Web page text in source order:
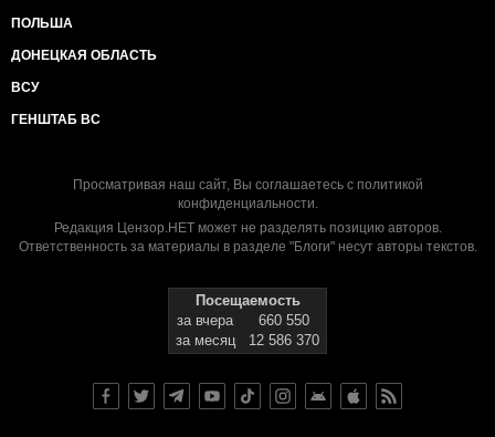
ПОЛЬША
ДОНЕЦКАЯ ОБЛАСТЬ
ВСУ
ГЕНШТАБ ВС
Просматривая наш сайт, Вы соглашаетесь с политикой
конфиденциальности.
Редакция Цензор.НЕТ может не разделять позицию авторов.
Ответственность за материалы в разделе "Блоги" несут авторы текстов.
Посещаемость
за вчера
660 550
за месяц
12 586 370